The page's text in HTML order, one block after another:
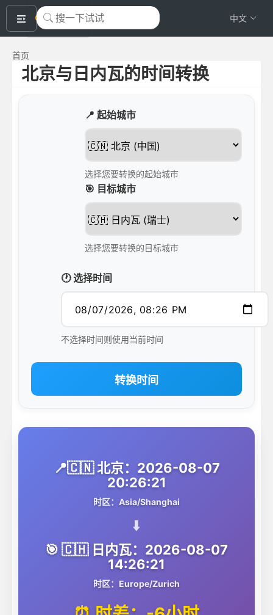
okeyTool 中文
首页
北京与日内瓦的时间转换
📍 起始城市
选择您要转换的起始城市
🎯 目标城市
选择您要转换的目标城市
🕐 选择时间
不选择时间则使用当前时间
转换时间
📍🇨🇳 北京：2026-08-07
20:26:21
时区：Asia/Shanghai
⬇️
🎯 🇨🇭 日内瓦：2026-08-07
14:26:21
时区：Europe/Zurich